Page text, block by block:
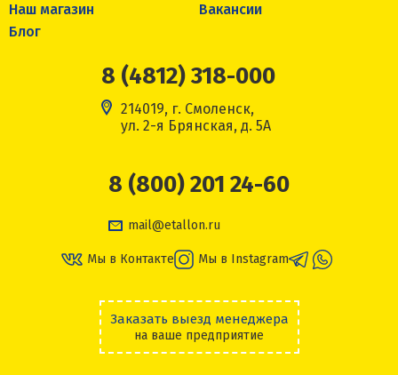
Наш магазин
Вакансии
Блог
8 (4812) 318-000
214019, г. Смоленск,
ул. 2-я Брянская, д. 5А
8 (800) 201 24-60
mail@etallon.ru
Мы в Контакте Мы в Instagram
Заказать выезд менеджера
на ваше предприятие